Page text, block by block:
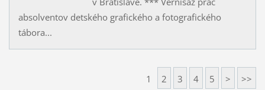
absolventov detského grafického a fotografického
tábora...
1 2 3 4 5 > >>